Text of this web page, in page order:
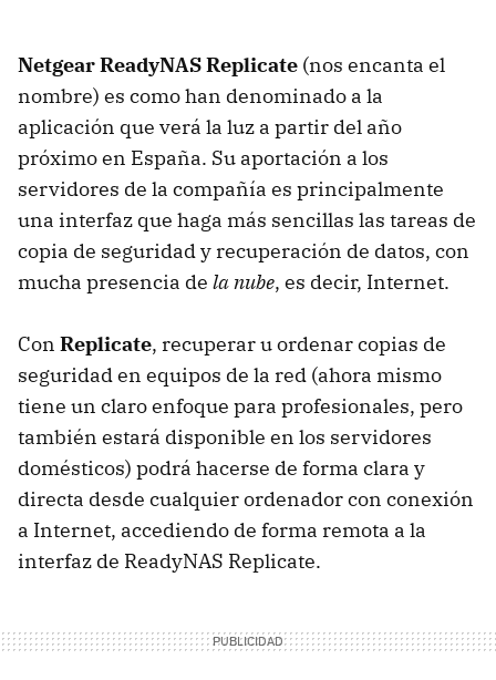
Netgear ReadyNAS Replicate (nos encanta el
nombre) es como han denominado a la
aplicación que verá la luz a partir del año
próximo en España. Su aportación a los
servidores de la compañía es principalmente
una interfaz que haga más sencillas las tareas de
copia de seguridad y recuperación de datos, con
mucha presencia de la nube, es decir, Internet.
Con Replicate, recuperar u ordenar copias de
seguridad en equipos de la red (ahora mismo
tiene un claro enfoque para profesionales, pero
también estará disponible en los servidores
domésticos) podrá hacerse de forma clara y
directa desde cualquier ordenador con conexión
a Internet, accediendo de forma remota a la
interfaz de ReadyNAS Replicate.